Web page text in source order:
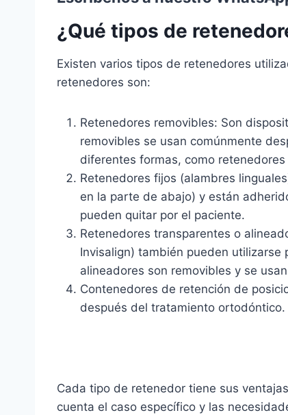
¿Qué tipos de
Existen varios tipos de retenedores
retenedores son:
Retenedores removibles: Son
removibles se usan comúnmente
diferentes formas, como
Retenedores fijos (alambres
en la parte de abajo) y están
pueden quitar por el paciente.
Retenedores transparentes o
Invisalign) también pueden
alineadores son removibles y se
Contenedores de retención de
después del tratamiento
Cada tipo de retenedor tiene sus
cuenta el caso específico y las